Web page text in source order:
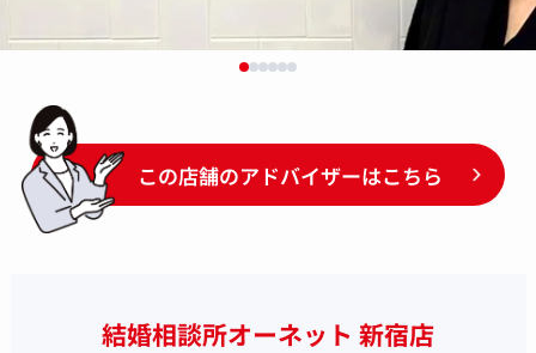
この店舗のアドバイザーはこちら
結婚相談所オーネット 新宿店